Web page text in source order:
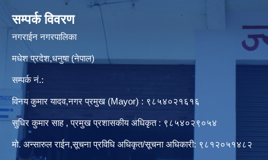
सम्पर्क विवरण
नगराईन नगरपालिका
मधेश प्रदेश,धनुषा (नेपाल)
सम्पर्क नं.:
विनय कुमार यादव,नगर प्रमुख (Mayor) : ९८५४०२१६१६
सुधिर कुमार साह , प्रमुख प्रशासकीय अधिकृत : ९८५४०२९०५४
मो. अन्सारुल राईन,सूचना प्रविधि अधिकृत/सूचना अधिकारी: ९८१२०५१४८२